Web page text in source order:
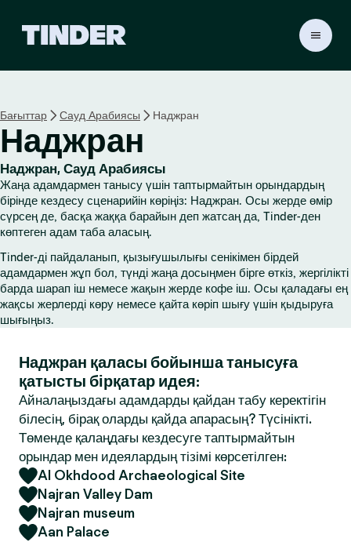
r
H
o
m
e
Бағыттар Сауд Арабиясы Наджран
Наджран
Наджран, Сауд Арабиясы
Жаңа адамдармен танысу үшін таптырмайтын орындардың
бірінде кездесу сценарийін көріңіз: Наджран. Осы жерде өмір
сүрсең де, басқа жаққа барайын деп жатсаң да, Tinder-ден
көптеген адам таба аласың.
Tinder-ді пайдаланып, қызығушылығы сенікімен бірдей
адамдармен жұп бол, түнді жаңа досыңмен бірге өткіз, жергілікті
барда шарап іш немесе жақын жерде кофе іш. Осы қаладағы ең
жақсы жерлерді көру немесе қайта көріп шығу үшін қыдыруға
шығыңыз.
Наджран қаласы бойынша танысуға
қатысты бірқатар идея:
Айналаңыздағы адамдарды қайдан табу керектігін
білесің, бірақ оларды қайда апарасың? Түсінікті.
Төменде қалаңдағы кездесуге таптырмайтын
орындар мен идеялардың тізімі көрсетілген:
Al Okhdood Archaeological Site
Najran Valley Dam
Najran museum
Aan Palace